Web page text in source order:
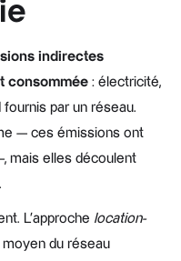
indirectes
consommée : électricité,
par un réseau.
— ces émissions ont
mais elles découlent
L'approche location-
du réseau